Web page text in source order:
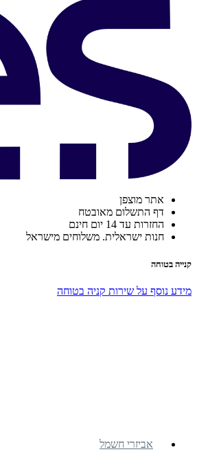
אתר מוצפן
דף התשלום מאובטח
החזרות עד 14 יום חינם
חנות ישראלית. משלוחים מישראל
קנייה בטוחה
מידע נוסף על שירות קניה בטוחה
אביזרי חשמל